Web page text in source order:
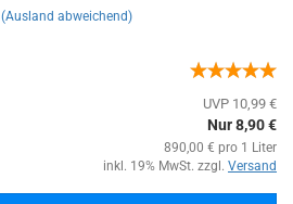
(Ausland abweichend)
UVP 10,99 €
Nur 8,90 €
890,00 € pro 1 Liter
inkl. 19% MwSt. zzgl. Versand